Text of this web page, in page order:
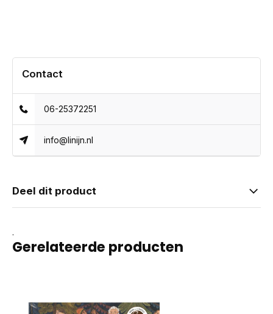
Contact
06-25372251
info@linijn.nl
Deel dit product
.
Gerelateerde producten